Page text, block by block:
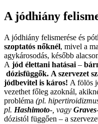
A jódhiány
A jódhiány felismerése és
szoptatós nőknél, mivel a
agykárosodás, később
A jód élettani hatásai –
dózisfüggők. A szervezet
jódbevitel is káros! A fölös
vezethet főleg azoknál,
probléma (pl.
pl. Hashimoto-, vagy Graves
dózistól függően – a